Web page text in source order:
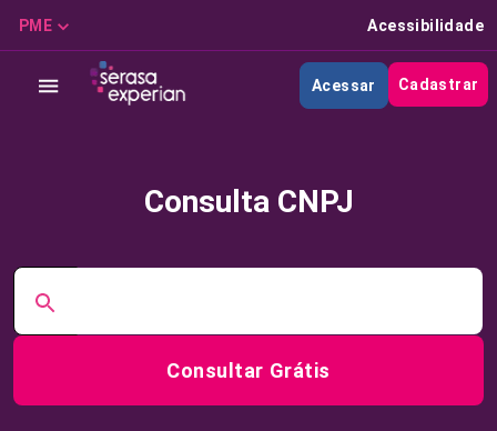
PME Acessibilidade
Acessar Cadastrar
Consulta CNPJ
Consultar Grátis